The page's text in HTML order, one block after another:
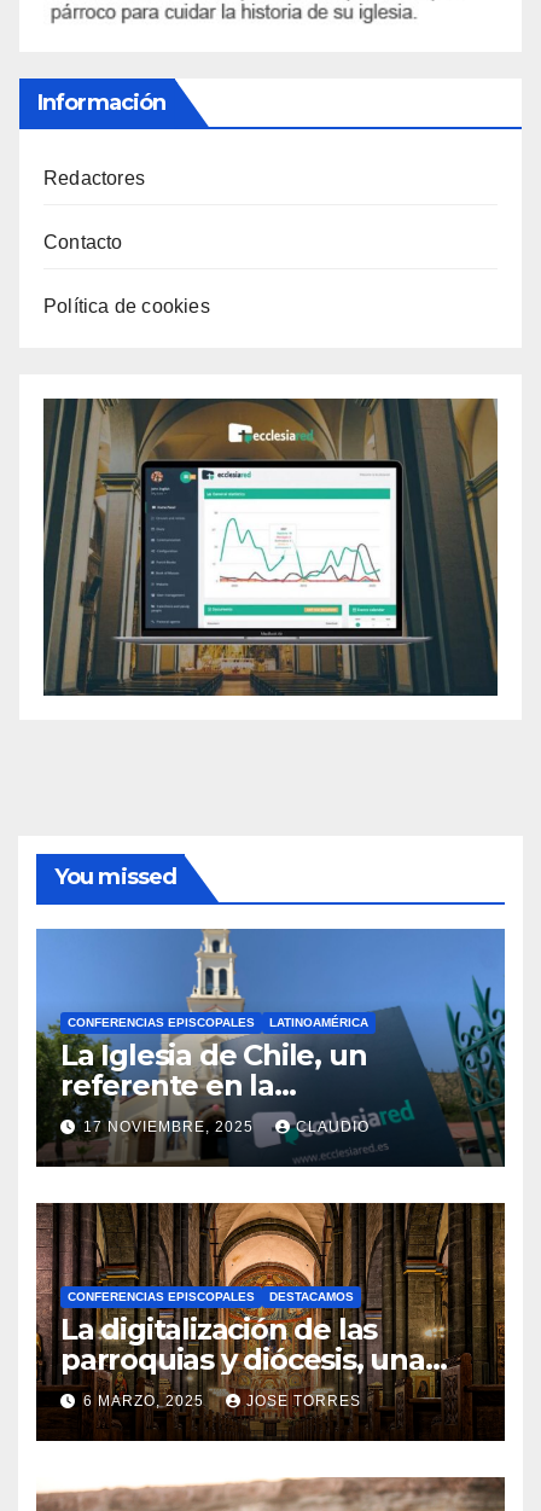
Información
Redactores
Contacto
Política de cookies
You missed
CONFERENCIAS EPISCOPALES LATINOAMÉRICA
La Iglesia de Chile, un
referente en la
transformación digital
gracias a Ecclesiared
17 NOVIEMBRE, 2025 CLAUDIO
N
O
H
A
Y
C
O
M
N
CONFERENCIAS EPISCOPALES DESTACAMOS
La digitalización de las
parroquias y diócesis, una
realidad ya para el futuro de
la Iglesia
6 MARZO, 2025 JOSE TORRES
N
O